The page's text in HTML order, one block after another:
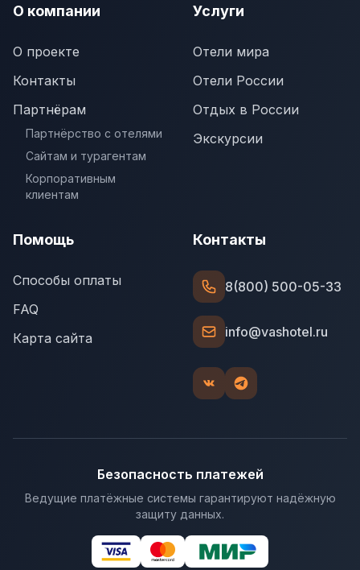
О компании
О проекте
Контакты
Партнёрам
Партнёрство с отелями
Сайтам и турагентам
Корпоративным
клиентам
Услуги
Отели мира
Отели России
Отдых в России
Экскурсии
Помощь
Способы оплаты
FAQ
Карта сайта
Контакты
8(800) 500-05-33
info@vashotel.ru
Безопасность платежей
Ведущие платёжные системы гарантируют надёжную
защиту данных.